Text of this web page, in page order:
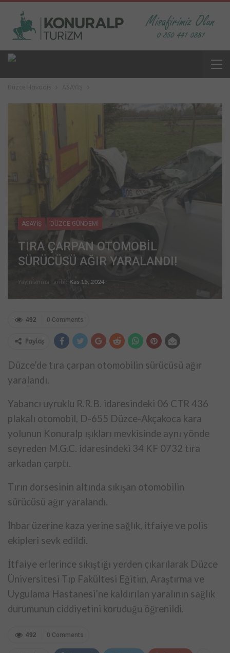
ASAYİŞ DÜZCE GÜNDEMİ
TIRA ÇARPAN OTOMOBİL
SÜRÜCÜSÜ AĞIR YARALANDI!
Yayınlanma Tarihi: Kas 15, 2024
0 Comments
492
Paylaş
Düzce’de tıra çarpan otomobilin sürücüsü ağır
yaralandı.
Yabancı uyruklu R.R.B. idaresindeki 06 CTR 436
plakalı otomobil, D-655 Düzce-Akçakoca kara
yolunun Konuralp ışıkları mevkisinde aynı yönde
seyreden M.G.C. idaresindeki 34 KF 0732 tıra
arkadan çarptı.
Tırın dorsesinin altında sıkışan otomobilin
sürücüsü ağır yaralandı.
İhbar üzerine kaza yerine sağlık, itfaiye ve polis
ekipleri sevk edildi.
İtfaiye erlerince sıkıştığı yerden çıkarılarak Düzce
Üniversitesi Tıp Fakültesi Eğitim, Araştırma ve
Uygulama Hastanesi’ne kaldırılan yaralının sağlık
durumunun ciddiyetini koruduğu öğrenildi.
0 Comments
492